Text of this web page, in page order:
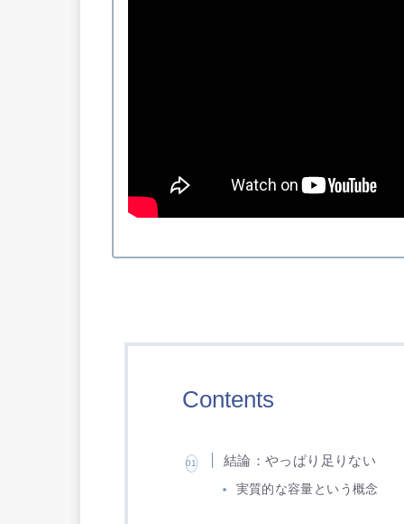
Contents
結論：やっぱり足りない
実質的な容量という概念